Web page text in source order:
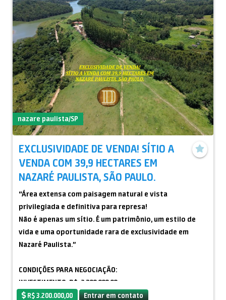
nazare paulista/SP
EXCLUSIVIDADE DE VENDA! SÍTIO A
VENDA COM 39,9 HECTARES EM
NAZARÉ PAULISTA, SÃO PAULO.
“Área extensa com paisagem natural e vista
privilegiada e definitiva para represa!
Não é apenas um sítio. É um patrimônio, um estilo de
vida e uma oportunidade rara de exclusividade em
Nazaré Paulista.”
CONDIÇÕES PARA NEGOCIAÇÃO:
INVESTIMENTO: R$-3.200.000,00
Estuda Permuta e aceita veículo na negociação.
R$ 3.200.000,00 Entrar em contato